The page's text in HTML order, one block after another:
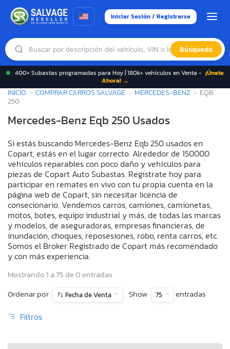
Iniciar Sesión / Registrarse
Búsqueda
400+ Subastas programadas para Hoy | 180k+ vehículos en Venta - ¡Únete
Ahora! →
INICIO COMPRAR CARROS SALVAGE MERCEDES-BENZ
EQB
250
Mercedes-Benz Eqb 250 Usados
Si estás buscando Mercedes-Benz Eqb 250 usados en
Copart, estás en el lugar correcto. Alrededor de 150000
vehículos reparables con poco daño y vehículos para
piezas de Copart Auto Subastas. Regístrate hoy para
participar en remates en vivo con tu propia cuenta en la
página web de Copart, sin necesitar licencia de
consecionario. Vendemos carros, camiones, camionetas,
motos, botes, equipo industrial y más, de todas las marcas
y modelos, de aseguradoras, empresas financieras, de
inundación, choques, reposesiones, robo, renta carros, etc.
Somos el Broker Registrado de Copart más recomendado
y con más experiencia.
Mostrando 1 a 75 de 0 entradas
Ordenar por
Fecha de Venta Show 75 entradas
Filtros